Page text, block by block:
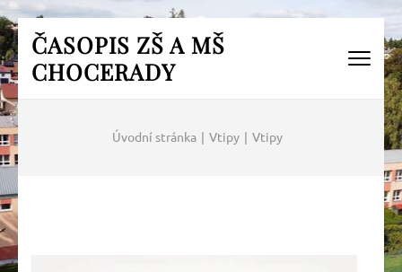
Přeskočit
na
obsah
ČASOPIS ZŠ A MŠ
CHOCERADY
Úvodní stránka | Vtipy | Vtipy